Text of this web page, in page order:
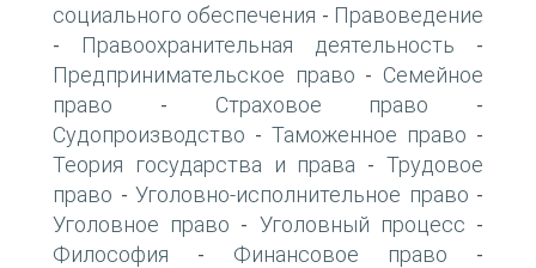
социального обеспечения - Правоведение
- Правоохранительная деятельность -
Предпринимательское право - Семейное
право - Страховое право -
Судопроизводство - Таможенное право -
Теория государства и права -Трудовое
право - Уголовно-исполнительное право -
Уголовное право - Уголовный процесс -
Философия - Финансовое право -